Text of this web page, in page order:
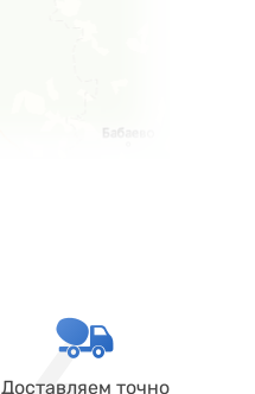
Доставляем точно